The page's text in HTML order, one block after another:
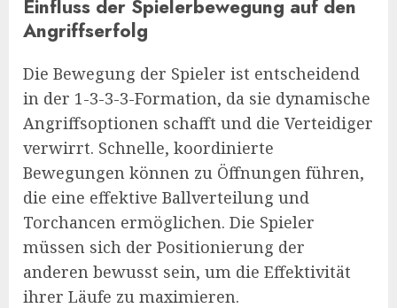
Einfluss der Spielerbewegung auf den
Angriffserfolg
Die Bewegung der Spieler ist entscheidend
in der 1-3-3-3-Formation, da sie dynamische
Angriffsoptionen schafft und die Verteidiger
verwirrt. Schnelle, koordinierte
Bewegungen können zu Öffnungen führen,
die eine effektive Ballverteilung und
Torchancen ermöglichen. Die Spieler
müssen sich der Positionierung der
anderen bewusst sein, um die Effektivität
ihrer Läufe zu maximieren.